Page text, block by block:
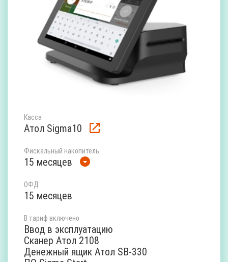
Касса
Атол Sigma10
Фискальный накопитель
15 месяцев
ОФД
15 месяцев
В тариф включено
Ввод в эксплуатацию
Сканер Атол 2108
Денежный ящик Атол SB-330